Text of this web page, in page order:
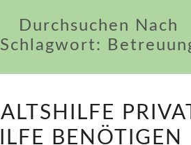
Durchsuchen Nach
Schlagwort:
PRIVAT: BENÖTIGEN